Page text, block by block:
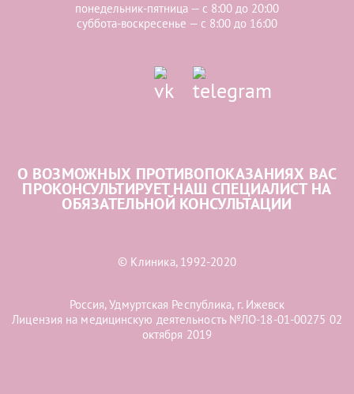
понедельник-пятница — с 8:00 до 20:00
суббота-воскресенье — с 8:00 до 16:00
О ВОЗМОЖНЫХ ПРОТИВОПОКАЗАНИЯХ ВАС
ПРОКОНСУЛЬТИРУЕТ НАШ СПЕЦИАЛИСТ НА
ОБЯЗАТЕЛЬНОЙ КОНСУЛЬТАЦИИ
© Клиника, 1992-2020
Россия, Удмуртская Республика, г. Ижевск
Лицензия на медицинскую деятельность №ЛО-18-01-00275 02
октября 2019